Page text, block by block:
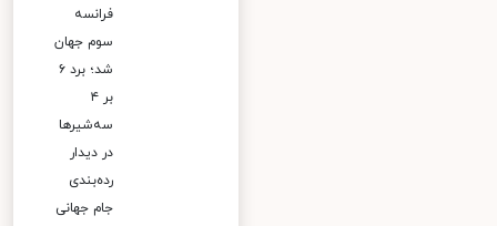
فرانسه
سوم جهان
شد؛ برد ۶
بر ۴
سه‌شیرها
در دیدار
رده‌بندی
جام جهانی